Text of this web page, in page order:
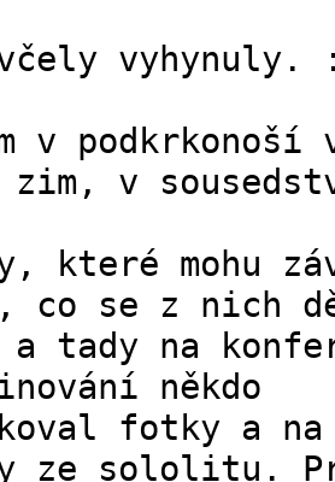
vyhynuly.
v podkrkonoší
zim, v
které mohu
co se z nich
a tady na
někdo
fotky a
ze sololitu.